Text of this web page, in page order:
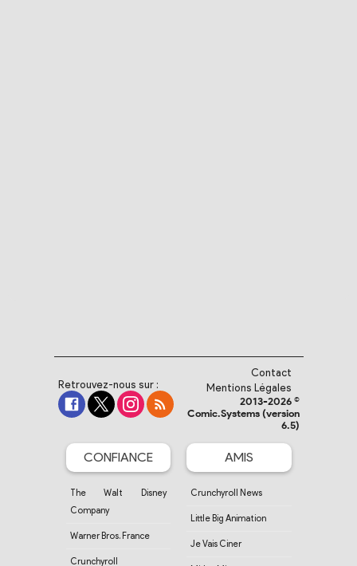
Retrouvez-nous sur :
Contact
Mentions Légales
2013-2026 ©
Comic.Systems (version
6.5)
CONFIANCE
The Walt Disney
Company
Warner Bros. France
Crunchyroll
AMIS
Crunchyroll News
Little Big Animation
Je Vais Ciner